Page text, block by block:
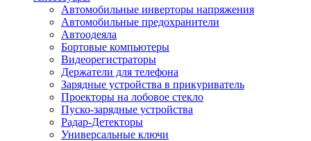
Автомобильные инверторы напряжения
Автомобильные предохранители
Автоодеяла
Бортовые компьютеры
Видеорегистраторы
Держатели для телефона
Зарядные устройства в прикуриватель
Проекторы на лобовое стекло
Пуско-зарядные устройства
Радар-Детекторы
Универсальные ключи